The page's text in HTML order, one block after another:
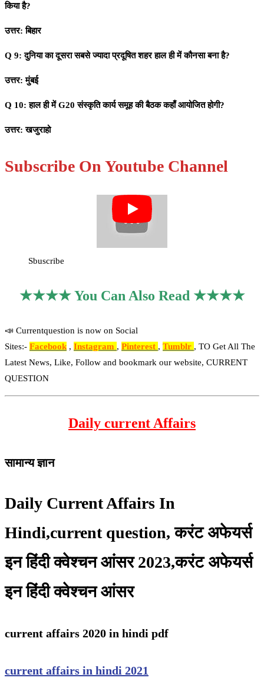
किया है?
उत्तर: बिहार
Q 9: दुनिया का दूसरा सबसे ज्यादा प्रदूषित शहर हाल ही में कौनसा बना है?
उत्तर:मुंबई
Q 10: हाल ही में G20 संस्कृति कार्य समूह की बैठक कहाँ आयोजित होगी?
उत्तर: खजुराहो
Subscribe On Youtube Channel
Sbuscribe
★★★★ You Can Also Read ★★★★
📣 Currentquestion is now on Social
Sites:- Facebook, Instagram , Pinterest , Tumblr , TO Get All The
Latest News, Like, Follow and bookmark our website, CURRENT
QUESTION
Daily current Affairs
सामान्य ज्ञान
Daily Current Affairs In
Hindi,current question, करंट अफेयर्स
इन हिंदी क्वेश्चन आंसर 2023,करंट अफेयर्स
इन हिंदी क्वेश्चन आंसर
current affairs 2020 in hindi pdf
current affairs in hindi 2021